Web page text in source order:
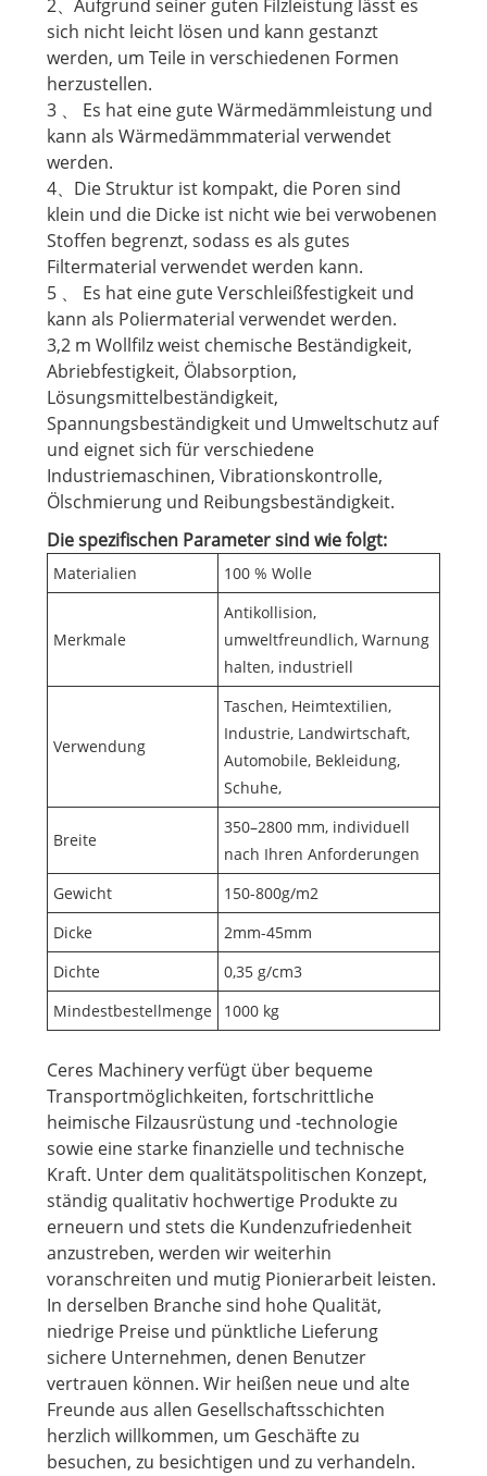
2、Aufgrund seiner guten Filzleistung lässt es
sich nicht leicht lösen und kann gestanzt
werden, um Teile in verschiedenen Formen
herzustellen.
3 、 Es hat eine gute Wärmedämmleistung und
kann als Wärmedämmmaterial verwendet
werden.
4、Die Struktur ist kompakt, die Poren sind
klein und die Dicke ist nicht wie bei verwobenen
Stoffen begrenzt, sodass es als gutes
Filtermaterial verwendet werden kann.
5 、 Es hat eine gute Verschleißfestigkeit und
kann als Poliermaterial verwendet werden.
3,2 m Wollfilz weist chemische Beständigkeit,
Abriebfestigkeit, Ölabsorption,
Lösungsmittelbeständigkeit,
Spannungsbeständigkeit und Umweltschutz auf
und eignet sich für verschiedene
Industriemaschinen, Vibrationskontrolle,
Ölschmierung und Reibungsbeständigkeit.
Die spezifischen Parameter sind wie folgt:
Materialien 100 % Wolle
Merkmale
Antikollision,
umweltfreundlich, Warnung
halten, industriell
Verwendung
Taschen, Heimtextilien,
Industrie, Landwirtschaft,
Automobile, Bekleidung,
Schuhe,
Breite
350–2800 mm, individuell
nach Ihren Anforderungen
Gewicht
150-800g/m2
Dicke
2mm-45mm
Dichte
0,35 g/cm3
Mindestbestellmenge
1000 kg
Ceres Machinery verfügt über bequeme
Transportmöglichkeiten, fortschrittliche
heimische Filzausrüstung und -technologie
sowie eine starke finanzielle und technische
Kraft. Unter dem qualitätspolitischen Konzept,
ständig qualitativ hochwertige Produkte zu
erneuern und stets die Kundenzufriedenheit
anzustreben, werden wir weiterhin
voranschreiten und mutig Pionierarbeit leisten.
In derselben Branche sind hohe Qualität,
niedrige Preise und pünktliche Lieferung
sichere Unternehmen, denen Benutzer
vertrauen können. Wir heißen neue und alte
Freunde aus allen Gesellschaftsschichten
herzlich willkommen, um Geschäfte zu
besuchen, zu besichtigen und zu verhandeln.